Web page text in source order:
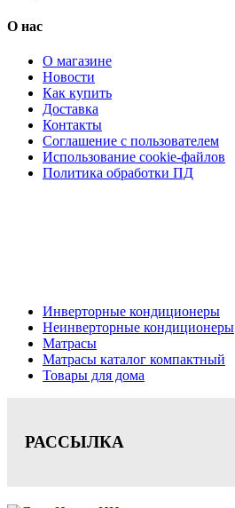
О нас
О магазине
Новости
Как купить
Доставка
Контакты
Соглашение с пользователем
Использование cookie-файлов
Политика обработки ПД
Инверторные кондиционеры
Неинверторные кондиционеры
Матрасы
Матрасы каталог компактный
Товары для дома
РАССЫЛКА